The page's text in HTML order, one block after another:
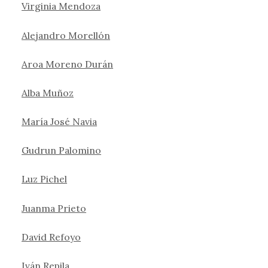
Virginia Mendoza
Alejandro Morellón
Aroa Moreno Durán
Alba Muñoz
María José Navia
Gudrun Palomino
Luz Pichel
Juanma Prieto
David Refoyo
Iván Repila